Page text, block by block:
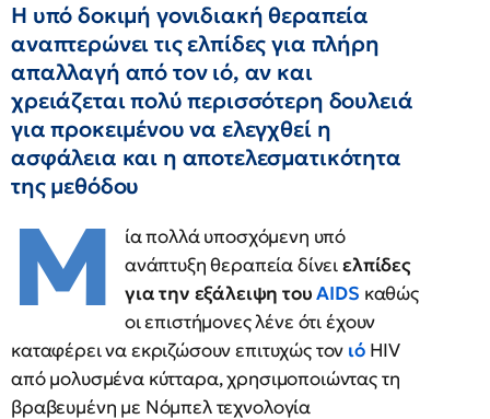
Η υπό δοκιμή γονιδιακή θεραπεία
αναπτερώνει τις ελπίδες για πλήρη
απαλλαγή από τον ιό, αν και
χρειάζεται πολύ περισσότερη δουλειά
για προκειμένου να ελεγχθεί η
ασφάλεια και η αποτελεσματικότητα
της μεθόδου
Μ
ία πολλά υποσχόμενη υπό
ανάπτυξη θεραπεία δίνειελπίδες
για την εξάλειψη τουAIDS καθώς
οι επιστήμονες λένε ότι έχουν
καταφέρει να εκριζώσουν επιτυχώς τον ιό HIV
από μολυσμένα κύτταρα, χρησιμοποιώντας τη
βραβευμένη με Νόμπελ τεχνολογία